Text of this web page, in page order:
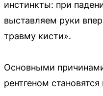
инстинкты: при
выставляем руки
травму кисти».
Основными
рентгеном